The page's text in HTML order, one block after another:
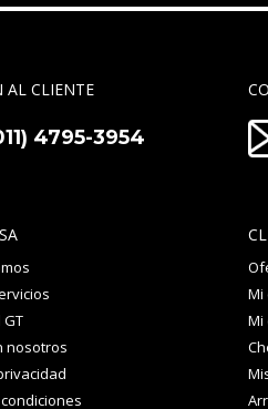
AL CLIENTE
4795-3954
nosotros
Mi
Mi